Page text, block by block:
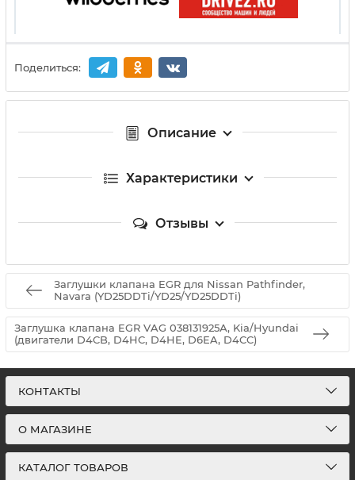
Поделиться:
Описание
Характеристики
Отзывы
Зaглушки клaпанa EGR для Nissan Pathfinder,
Navara (YD25DDTi/YD25/YD25DDTi)
Заглушка клапана EGR VAG 038131925А, Kia/Hyundai
(двигатели D4CB, D4HC, D4HE, D6EA, D4CC)
КОНТАКТЫ
О МАГАЗИНЕ
КАТАЛОГ ТОВАРОВ